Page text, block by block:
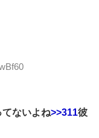
ないよね>>311彼